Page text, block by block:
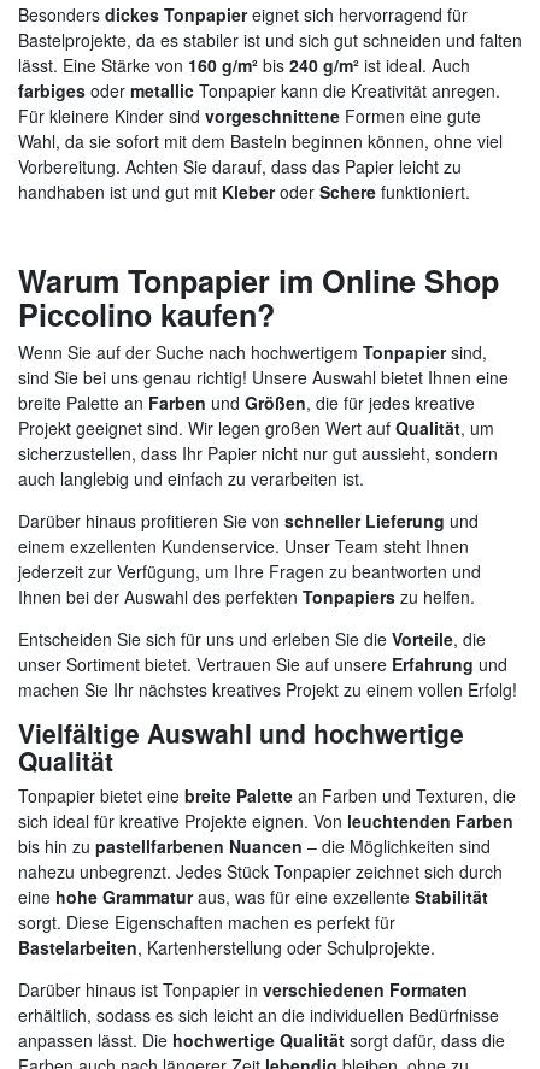
Besonders dickes Tonpapiereignet sich hervorragend für
Bastelprojekte, da es stabiler ist und sich gut schneiden und falten
lässt. Eine Stärke von 160 g/m² bis 240 g/m² ist ideal. Auch
farbiges oder metallic Tonpapier kann die Kreativität anregen.
Für kleinere Kinder sind vorgeschnittene Formen eine gute
Wahl, da sie sofort mit dem Basteln beginnen können, ohne viel
Vorbereitung. Achten Sie darauf, dass das Papier leicht zu
handhaben ist und gut mit Kleberoder Schere funktioniert.
Warum Tonpapier im Online Shop
Piccolino kaufen?
Wenn Sie auf der Suche nach hochwertigem Tonpapiersind,
sind Sie bei uns genau richtig! Unsere Auswahl bietet Ihnen eine
breite Palette an Farben und Größen, die für jedes kreative
Projekt geeignet sind. Wir legen großen Wert auf Qualität, um
sicherzustellen, dass Ihr Papier nicht nur gut aussieht, sondern
auch langlebig und einfach zu verarbeiten ist.
Darüber hinaus profitieren Sie von schneller Lieferung und
einem exzellenten Kundenservice. Unser Team steht Ihnen
jederzeit zur Verfügung, um Ihre Fragen zu beantworten und
Ihnen bei der Auswahl des perfekten Tonpapiers zu helfen.
Entscheiden Sie sich für uns und erleben Sie die Vorteile, die
unser Sortiment bietet. Vertrauen Sie auf unsere Erfahrung und
machen Sie Ihr nächstes kreatives Projekt zu einem vollen Erfolg!
Vielfältige Auswahl und hochwertige
Qualität
Tonpapier bietet eine breite Palette an Farben und Texturen, die
sich ideal für kreative Projekte eignen. Von leuchtenden Farben
bis hin zu pastellfarbenen Nuancen – die Möglichkeiten sind
nahezu unbegrenzt. Jedes Stück Tonpapier zeichnet sich durch
eine hohe Grammaturaus, was für eine exzellente Stabilität
sorgt. Diese Eigenschaften machen es perfekt für
Bastelarbeiten, Kartenherstellung oder Schulprojekte.
Darüber hinaus ist Tonpapier in verschiedenen Formaten
erhältlich, sodass es sich leicht an die individuellen Bedürfnisse
anpassen lässt. Die hochwertige Qualität sorgt dafür, dass die